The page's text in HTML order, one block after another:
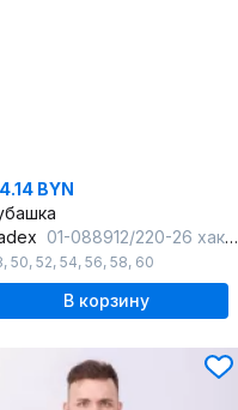
BYN
01-088912/220-26 хаки_меланж
, 50, 52, 54, 56, 58, 60
В корзину